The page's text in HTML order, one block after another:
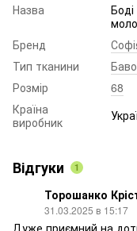
Назва
Бренд
Тип тканини
Розмір
68
Країна
виробник
Відгуки 1
Торошанко
31.03.2025 в 15:17
Дуже приємний на